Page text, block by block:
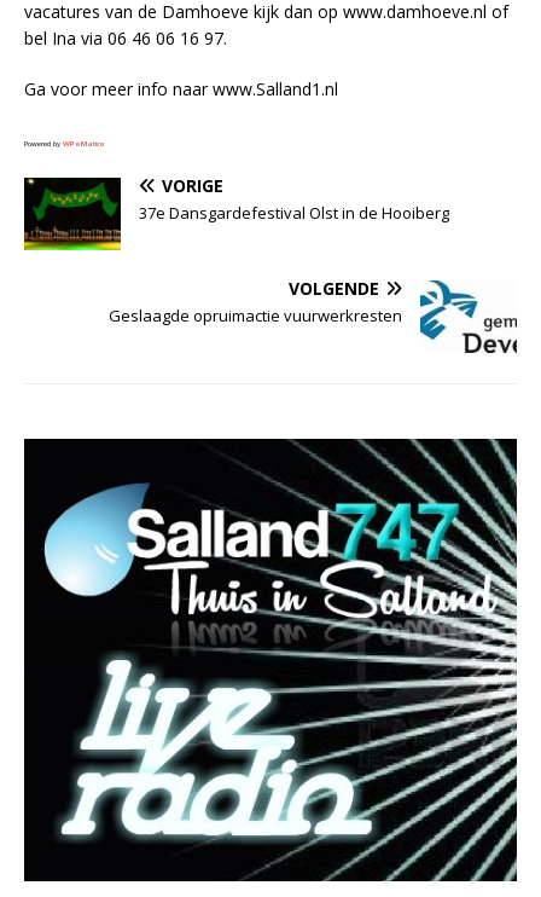
vacatures van de Damhoeve kijk dan op www.damhoeve.nl of
bel Ina via 06 46 06 16 97.
Ga voor meer info naar www.Salland1.nl
Powered by WPeMatico
VORIGE
37e Dansgardefestival Olst in de Hooiberg
VOLGENDE
Geslaagde opruimactie vuurwerkresten